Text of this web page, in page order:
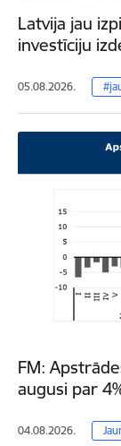
Latvija jau
investīciju
05.08.2026.
FM:
augusi par
04.08.2026.